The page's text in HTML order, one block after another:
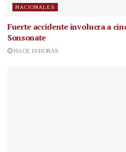
NACIONALES
Fuerte accidente involucra a
Sonsonate
HACE 10 HORAS